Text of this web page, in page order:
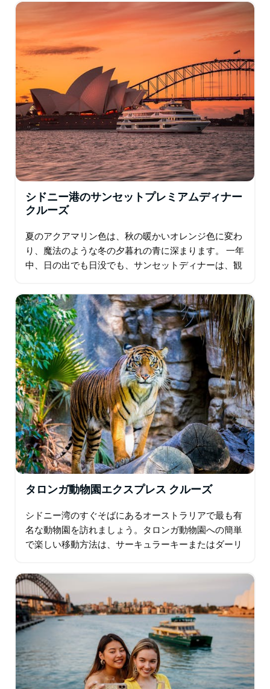
シドニー港のサンセットプレミアムディナー
クルーズ
夏のアクアマリン色は、秋の暖かいオレンジ色に変わ
り、魔法のような冬の夕暮れの青に深まります。 一年
中、日の出でも日没でも、サンセットディナーは、観
タロンガ動物園エクスプレス クルーズ
シドニー湾のすぐそばにあるオーストラリアで最も有
名な動物園を訪れましょう。タロンガ動物園への簡単
で楽しい移動方法は、サーキュラーキーまたはダーリ
の入場を含むタロンガ動物園エクスプレスです。…